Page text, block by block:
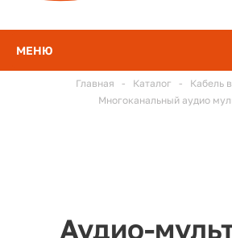
МЕНЮ
Главная - Каталог - Кабель
Многоканальный аудио
Аудио-